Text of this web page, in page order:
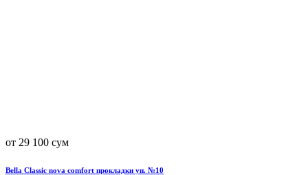
от 29 100 сум
Bella Classic nova comfort прокладки уп. №10